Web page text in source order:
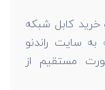
خرید کابل شبکه
به سایت راندنو
مستقیم از